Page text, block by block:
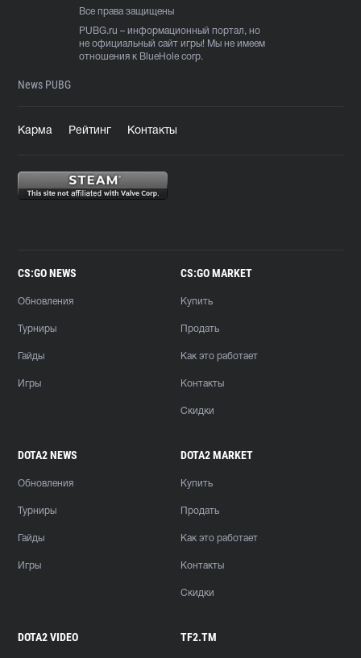
Все права защищены
PUBG.ru – информационный портал, но
не официальный сайт игры! Мы не имеем
отношения к BlueHole corp.
News PUBG
Карма Рейтинг Контакты
CS:GO NEWS
Обновления
Турниры
Гайды
Игры
CS:GO MARKET
Купить
Продать
Как это работает
Контакты
Скидки
DOTA2 NEWS
Обновления
Турниры
Гайды
Игры
DOTA2 MARKET
Купить
Продать
Как это работает
Контакты
Скидки
DOTA2 VIDEO TF2.TM